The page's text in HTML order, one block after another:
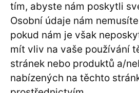
tím, abyste nám poskytli
Osobní údaje nám
pokud nám je však
mít vliv na vaše používání
stránek nebo produktů a/
nabízených na těchto